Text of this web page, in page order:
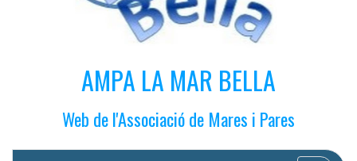
AMPA LA MAR BELLA
Web de l'Associació de Mares i Pares